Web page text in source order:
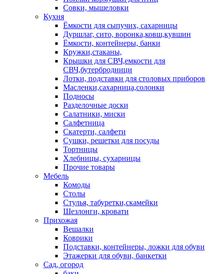
Совки, мышеловки
Кухня
Ёмкости для сыпучих, сахарницы
Дуршлаг, сито, воронка,ковш,кувшин
Ёмкости, контейнеры, банки
Кружки,стаканы,
Крышки для СВЧ,емкости для
СВЧ,бутербродници
Лотки, подставки для столовых приборов
Масленки,сахарница,солонки
Подносы
Разделочные доски
Салатники, миски
Салфетница
Скатерти, салфети
Сушки, решетки для посуды
Тортницы
Хлебницы, сухарницы
Прочие товары
Мебель
Комоды
Столы
Стулья, табуретки,скамейки
Шезлонги, кровати
Прихожая
Вешалки
Коврики
Подставки, контейнеры, ложки для обуви
Этажерки для обуви, банкетки
Сад, огород